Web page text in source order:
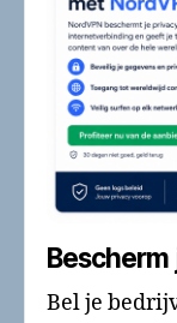
Bescherm
Bel je